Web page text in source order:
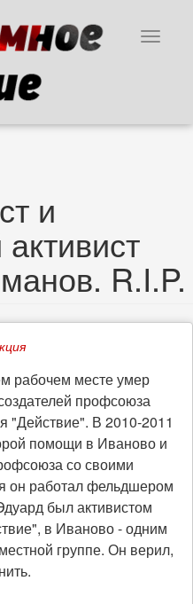
Toggle
и
R.I.P.
рабочем месте умер
профсоюза
"Действие". В 2010-2011
помощи в Иваново и
со своими
он работал фельдшером
был активистом
в Иваново - одним
группе. Он верил,